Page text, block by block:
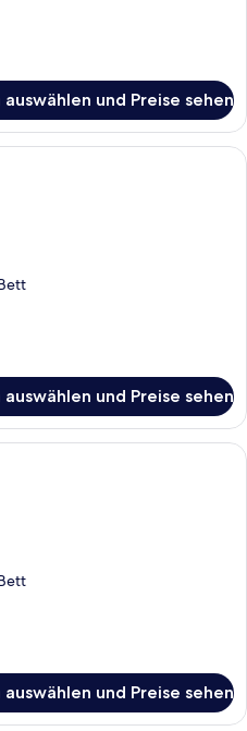
und Preise sehen
Ein Mann in blauem Blazer und
und Preise sehen
Ein Mann in blauem Blazer und
und Preise sehen